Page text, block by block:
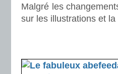
Malgré les
sur les illustrations et la